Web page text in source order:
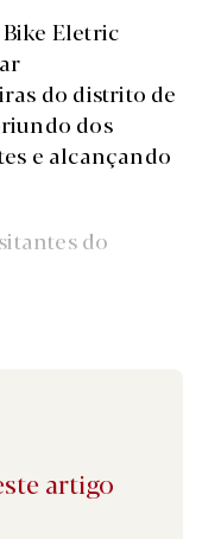
Eletric
do distrito de
dos
e alcançando
do
artigo